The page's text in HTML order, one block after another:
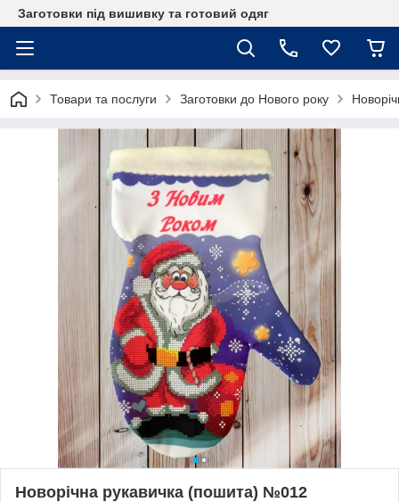
Заготовки під вишивку та готовий одяг
Товари та послуги Заготовки до Нового року
Новорічна рукавичка (пошита) №012